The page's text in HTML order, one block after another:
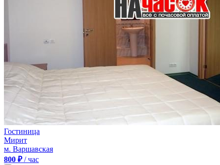
Гостиница
Мирит
м. Варшавская
800 ₽/ час